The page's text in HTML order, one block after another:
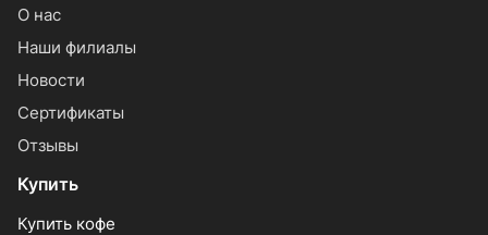
О нас
Наши филиалы
Новости
Сертификаты
Отзывы
Купить
Купить кофе